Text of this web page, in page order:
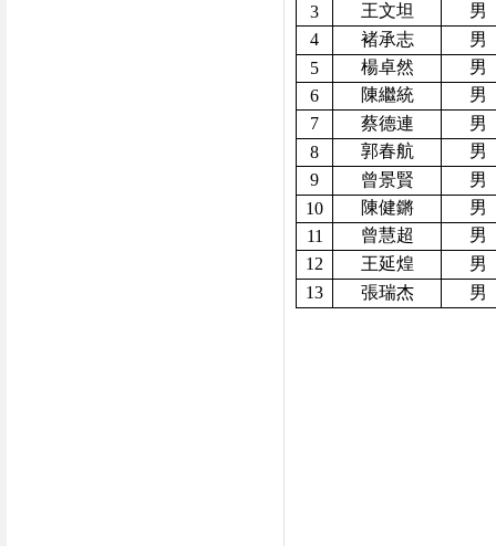
3
王文坦
男
4
褚承志
男
5
楊卓然
男
6
陳繼統
男
7
蔡德連
男
8
郭春航
男
9
曾景賢
男
10
陳健鏘
男
11
曾慧超
男
12
王延煌
男
13
張瑞杰 男